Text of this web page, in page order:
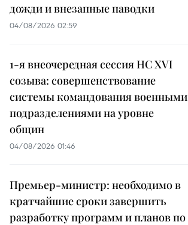
дожди и внезапные паводки
04/08/2026 02:59
1-я внеочередная сессия НС XVI
созыва: совершенствование
системы командования военными
подразделениями на уровне
общин
04/08/2026 01:46
Премьер-министр: необходимо в
кратчайшие сроки завершить
разработку программ и планов по